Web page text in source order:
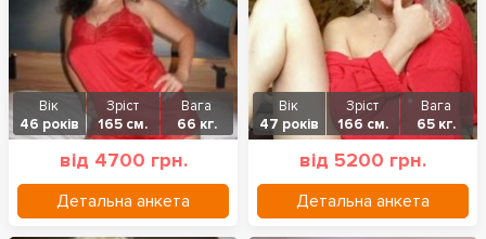
Вік
46 років
Зріст
165 см.
Вага
66 кг.
від 4700 грн.
Детальна анкета
Вік
47 років
Зріст
166 см.
Вага
65 кг.
від 5200 грн.
Детальна анкета